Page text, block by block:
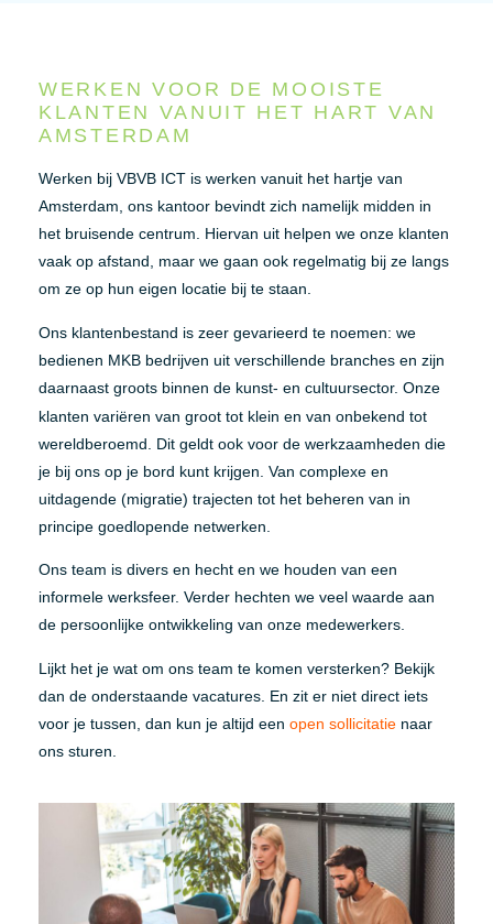
WERKEN VOOR DE MOOISTE
KLANTEN VANUIT HET HART VAN
AMSTERDAM
Werken bij VBVB ICT is werken vanuit het hartje van
Amsterdam, ons kantoor bevindt zich namelijk midden in
het bruisende centrum. Hiervan uit helpen we onze klanten
vaak op afstand, maar we gaan ook regelmatig bij ze langs
om ze op hun eigen locatie bij te staan.
Ons klantenbestand is zeer gevarieerd te noemen: we
bedienen MKB bedrijven uit verschillende branches en zijn
daarnaast groots binnen de kunst- en cultuursector. Onze
klanten variëren van groot tot klein en van onbekend tot
wereldberoemd. Dit geldt ook voor de werkzaamheden die
je bij ons op je bord kunt krijgen. Van complexe en
uitdagende (migratie) trajecten tot het beheren van in
principe goedlopende netwerken.
Ons team is divers en hecht en we houden van een
informele werksfeer. Verder hechten we veel waarde aan
de persoonlijke ontwikkeling van onze medewerkers.
Lijkt het je wat om ons team te komen versterken? Bekijk
dan de onderstaande vacatures. En zit er niet direct iets
voor je tussen, dan kun je altijd een open sollicitatie naar
ons sturen.